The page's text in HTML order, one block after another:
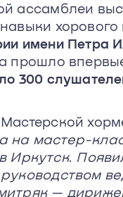
ассамблеи
хорового
имени Петра
прошло
300
на мастер-
Иркутск.
—